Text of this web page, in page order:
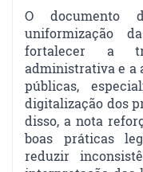
O documento
uniformização
fortalecer a
administrativa e a
públicas,
digitalização dos
disso, a nota
boas práticas
reduzir